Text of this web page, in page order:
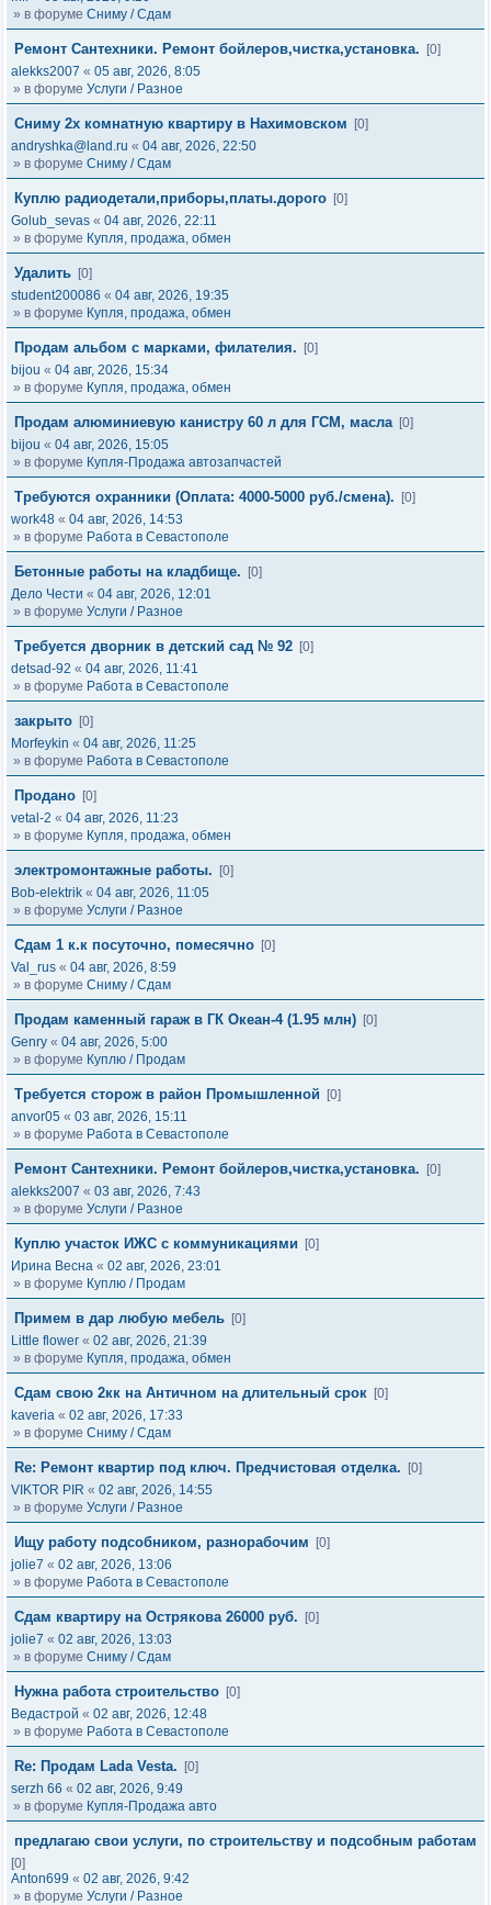
» в форуме Сниму / Сдам
Ремонт Сантехники. Ремонт бойлеров,чистка,установка.
[0]
alekks2007 « 05 авг, 2026, 8:05
» в форуме Услуги / Разное
Сниму 2х комнатную квартиру в Нахимовском
[0]
andryshka@land.ru « 04 авг, 2026, 22:50
» в форуме Сниму / Сдам
Куплю радиодетали,приборы,платы.дорого [0]
Golub_sevas « 04 авг, 2026, 22:11
» в форуме Купля, продажа, обмен
Удалить [0]
student200086 « 04 авг, 2026, 19:35
» в форуме Купля, продажа, обмен
Продам альбом с марками, филателия.
[0]
bijou « 04 авг, 2026, 15:34
» в форуме Купля, продажа, обмен
Продам алюминиевую канистру 60 л для ГСМ, масла [0]
bijou « 04 авг, 2026, 15:05
» в форуме Купля-Продажа автозапчастей
Требуются охранники (Оплата: 4000-5000 руб./смена).
[0]
work48 « 04 авг, 2026, 14:53
» в форуме Работа в Севастополе
Бетонные работы на кладбище.
[0]
Дело Чести « 04 авг, 2026, 12:01
» в форуме Услуги / Разное
Требуется дворник в детский сад № 92 [0]
detsad-92 « 04 авг, 2026, 11:41
» в форуме Работа в Севастополе
закрыто [0]
Morfeykin « 04 авг, 2026, 11:25
» в форуме Работа в Севастополе
Продано [0]
vetal-2 « 04 авг, 2026, 11:23
» в форуме Купля, продажа, обмен
электромонтажные работы.
[0]
Bob-elektrik « 04 авг, 2026, 11:05
» в форуме Услуги / Разное
Сдам 1 к.к посуточно, помесячно [0]
Val_rus « 04 авг, 2026, 8:59
» в форуме Сниму / Сдам
Продам каменный гараж в ГК Океан-4 (1.95 млн) [0]
Genry « 04 авг, 2026, 5:00
» в форуме Куплю / Продам
Требуется сторож в район Промышленной
[0]
anvor05 « 03 авг, 2026, 15:11
» в форуме Работа в Севастополе
Ремонт Сантехники. Ремонт бойлеров,чистка,установка.
[0]
alekks2007 « 03 авг, 2026, 7:43
» в форуме Услуги / Разное
Куплю участок ИЖС с коммуникациями
[0]
Ирина Весна « 02 авг, 2026, 23:01
» в форуме Куплю / Продам
Примем в дар любую мебель [0]
Little flower « 02 авг, 2026, 21:39
» в форуме Купля, продажа, обмен
Сдам свою 2кк на Античном на длительный срок [0]
kaveria « 02 авг, 2026, 17:33
» в форуме Сниму / Сдам
Re: Ремонт квартир под ключ. Предчистовая отделка.
[0]
VIKTOR PIR « 02 авг, 2026, 14:55
» в форуме Услуги / Разное
Ищу работу подсобником, разнорабочим
[0]
jolie7 « 02 авг, 2026, 13:06
» в форуме Работа в Севастополе
Сдам квартиру на Острякова 26000 руб.
[0]
jolie7 « 02 авг, 2026, 13:03
» в форуме Сниму / Сдам
Нужна работа строительство [0]
Ведастрой « 02 авг, 2026, 12:48
» в форуме Работа в Севастополе
Re: Продам Lada Vesta.
[0]
serzh 66 « 02 авг, 2026, 9:49
» в форуме Купля-Продажа авто
предлагаю свои услуги, по строительству и подсобным работам
[0]
Anton699 « 02 авг, 2026, 9:42
» в форуме Услуги / Разное